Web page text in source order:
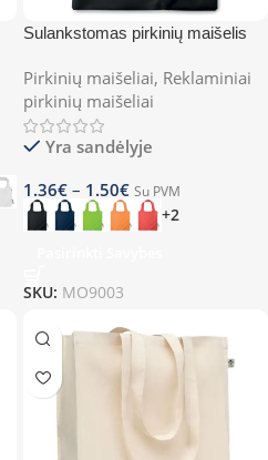
Sulankstomas pirkinių maišelis
Pirkinių maišeliai, Reklaminiai
pirkinių maišeliai
Yra sandėlyje
1.36€ – 1.50€ Su PVM
+2
SKU: MO9003